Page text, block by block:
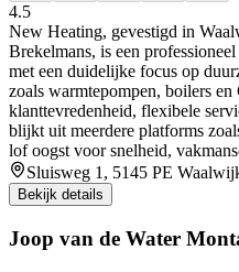
4.5
New Heating, gevestigd in
Brekelmans, is een
met een duidelijke focus op
zoals warmtepompen, boilers
klanttevredenheid, flexibele
blijkt uit meerdere platforms
lof oogst voor snelheid,
Sluisweg 1, 5145 PE
Bekijk details
Joop van de Water